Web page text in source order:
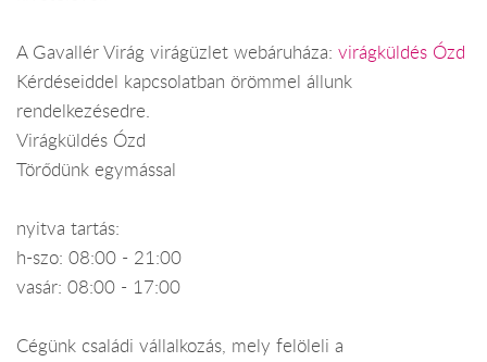
A Gavallér Virág virágüzlet webáruháza: virágküldés Ózd
Kérdéseiddel kapcsolatban örömmel állunk
rendelkezésedre.
Virágküldés Ózd
Törődünk egymással
nyitva tartás:
h-szo: 08:00 - 21:00
vasár: 08:00 - 17:00
Cégünk családi vállalkozás, mely felöleli a